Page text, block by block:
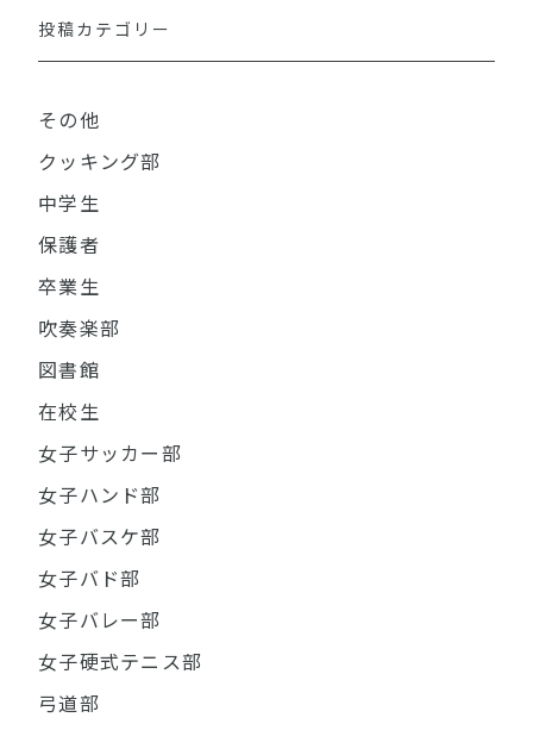
投稿カテゴリー
その他
クッキング部
中学生
保護者
卒業生
吹奏楽部
図書館
在校生
女子サッカー部
女子ハンド部
女子バスケ部
女子バド部
女子バレー部
女子硬式テニス部
弓道部